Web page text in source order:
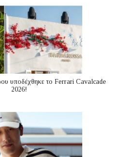
υποδέχθηκε το Ferrari Cavalcade
2026!